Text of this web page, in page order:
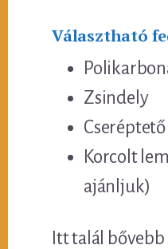
Választható
Zsindely
Cseréptető
Korcolt
ajánljuk)
Itt talál